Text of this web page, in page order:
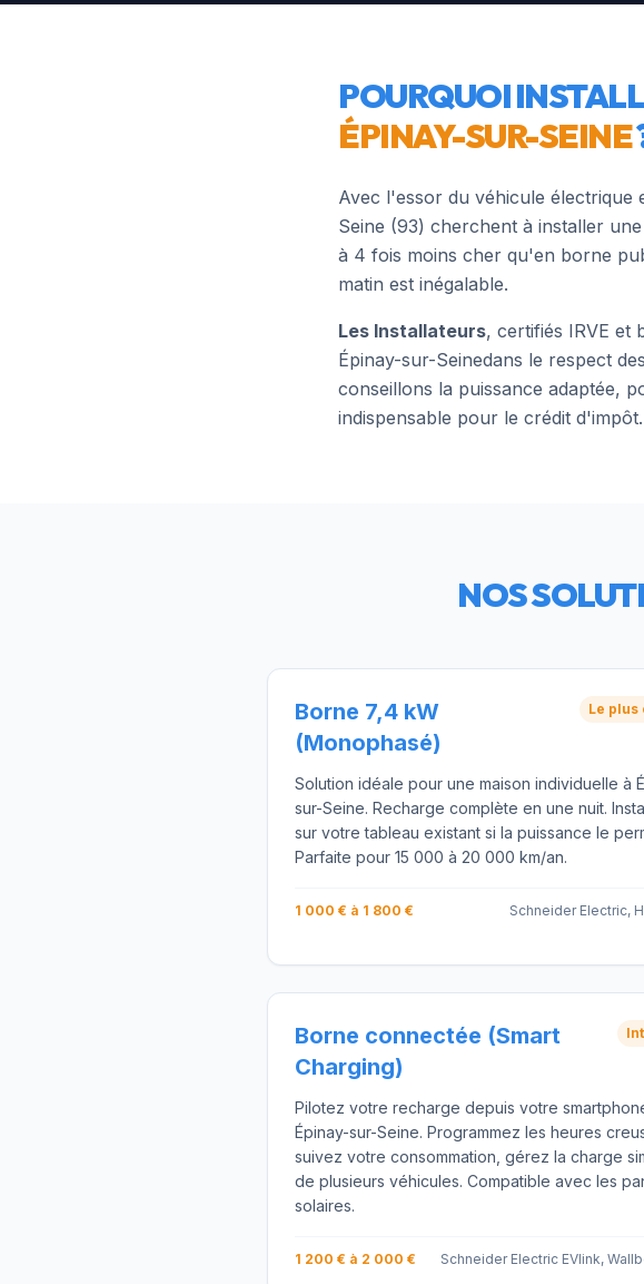
POURQUOI
ÉPINAY-SUR-SEINE
Avec l'essor du véhicule électrique
Seine (93) cherchent à installer une
à 4 fois moins cher qu'en borne
matin est inégalable.
Les Installateurs, certifiés IRVE et
Épinay-sur-Seinedans le respect
conseillons la puissance adaptée,
indispensable pour le crédit d'impôt.
NOS
Borne 7,4 kW
(Monophasé)
Le plus
Solution idéale pour une maison individuelle à
sur-Seine. Recharge complète en une nuit.
sur votre tableau existant si la puissance le
Parfaite pour 15 000 à 20 000 km/an.
1 000 € à 1 800 € Schneider Electric,
Borne connectée (Smart
Charging)
Pilotez votre recharge depuis votre
Épinay-sur-Seine. Programmez les heures
suivez votre consommation, gérez la charge
de plusieurs véhicules. Compatible avec les
solaires.
1 200 € à 2 000 € Schneider Electric EVlink,